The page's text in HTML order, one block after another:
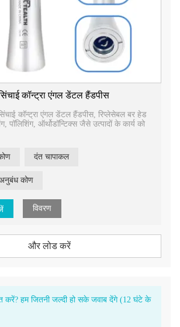
कॉन्ट्रा एंगल डेंटल हैंडपीस
कॉन्ट्रा एंगल डेंटल हैंडपीस, रिप्लेसेबल बर हेड
पॉलिशिंग, ऑर्थोडॉन्टिक्स जैसे उत्पादों के कार्य को
दंत चापाकल
कोण
विवरण
और लोड करें
करें? हम जितनी जल्दी हो सके जवाब देंगे (12 घंटे के